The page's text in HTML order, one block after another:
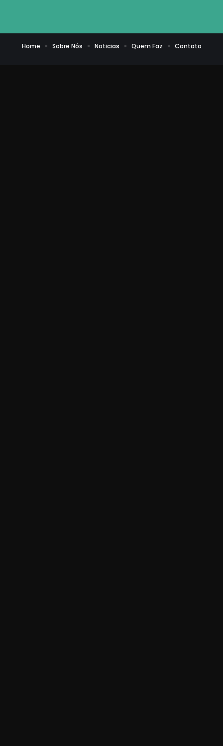
Home Sobre Nós Noticias Quem Faz Contato